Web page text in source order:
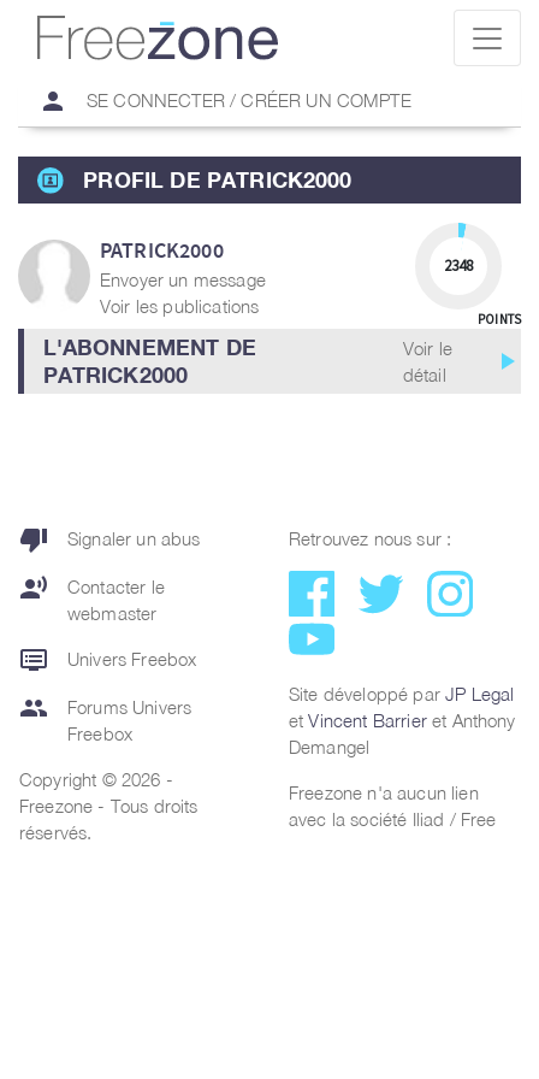
person SE CONNECTER / CRÉER UN COMPTE
PROFIL DE PATRICK2000
PATRICK2000
Envoyer un message
Voir les publications
2348
POINTS
L'ABONNEMENT DE
PATRICK2000
Voir le
détail
play_arrow
thumb_down Signaler un abus
record_voice_over
Contacter le
webmaster
dvr Univers Freebox
group
Forums Univers
Freebox
Copyright © 2026 -
Freezone - Tous droits
réservés.
Retrouvez nous sur :
Site développé parJP Legal
etVincent Barrieret Anthony
Demangel
Freezone n'a aucun lien
avec la société Iliad / Free